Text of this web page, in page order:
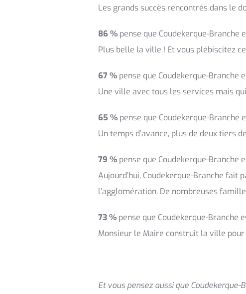
Les grands succès rencontrés dans le
86 %pense que Coudekerque-Branche
Plus belle la ville ! Et vous plébiscitez
67 %pense que Coudekerque-Branche
Une ville avec tous les services mais
65 %pense que Coudekerque-Branche
Un temps d’avance, plus de deux tiers
79 %pense que Coudekerque-Branche
Aujourd’hui, Coudekerque-Branche
l’agglomération. De nombreuses
73 %pense que Coudekerque-Branche
Monsieur le Maire construit la ville
Et vous pensez aussi que